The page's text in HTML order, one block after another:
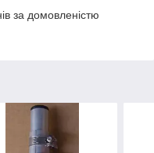
за домовленістю